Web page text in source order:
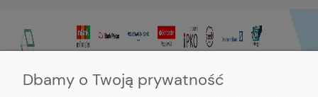
Dbamy o Twoją prywatność